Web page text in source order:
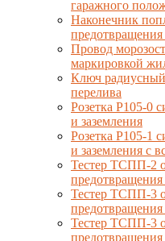
гаражного
Наконечник
предотвращения
Провод
маркировкой
Ключ радиусный
перелива
Розетка Р105-0
и заземления
Розетка Р105-1
и заземления с
Тестер ТСПП-2
предотвращения
Тестер ТСПП-3
предотвращения
Тестер ТСПП-3